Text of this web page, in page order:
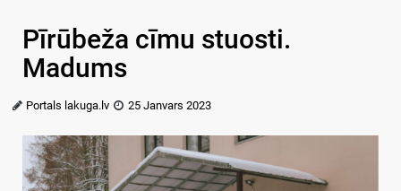
Pīrūbeža cīmu stuosti.
Madums
Portals lakuga.lv 25 Janvars 2023